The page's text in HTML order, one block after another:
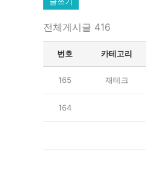
전체게시글 416
번호 카테고리
165 재테크
164